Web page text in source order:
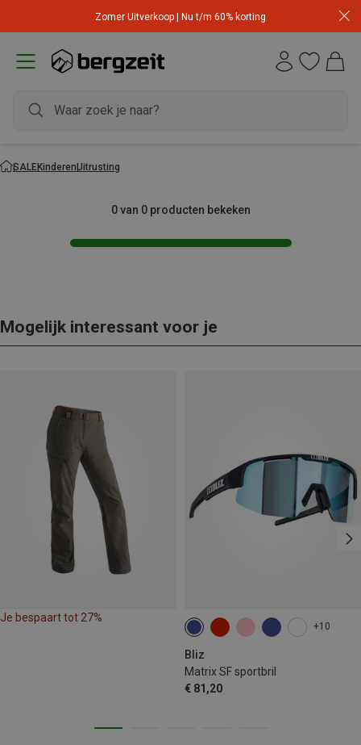
Zomer Uitverkoop | Nu t/m 60% korting
SALEKinderenUitrusting
0 van 0 producten bekeken
Mogelijk interessant voor je
Je bespaart tot 27%
+10
Bliz
Matrix SF sportbril
€ 81,20